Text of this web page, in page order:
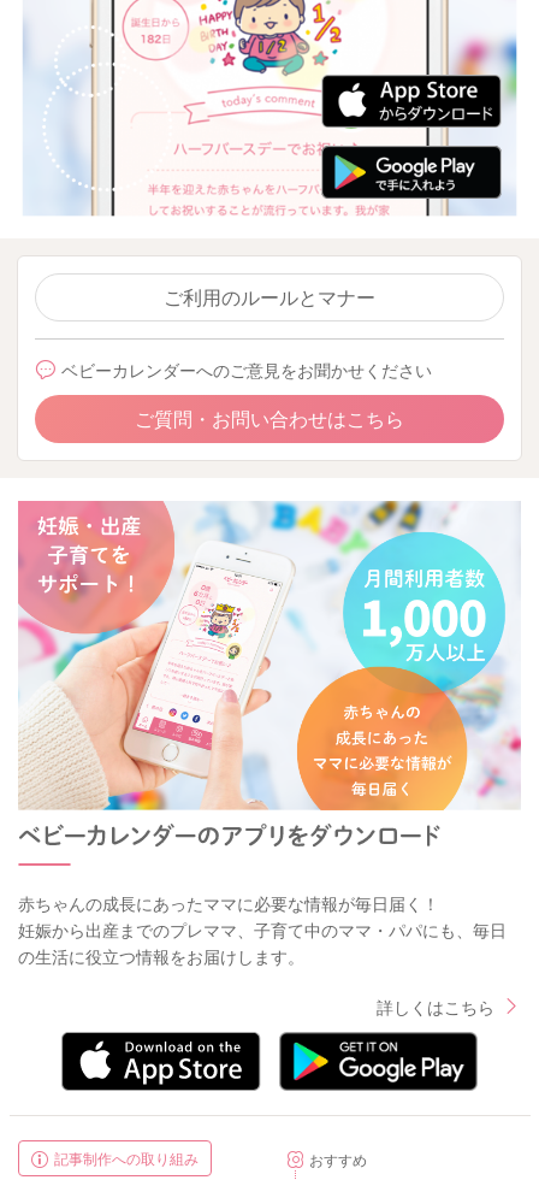
ご利用のルールとマナー
ベビーカレンダーへのご意見をお聞かせください
ご質問・お問い合わせはこちら
赤ちゃんの成長にあったママに必要な情報が毎日届く！
妊娠から出産までのプレママ、子育て中のママ・パパにも、毎日
の生活に役立つ情報をお届けします。
詳しくはこちら
記事制作への取り組み
おすすめ